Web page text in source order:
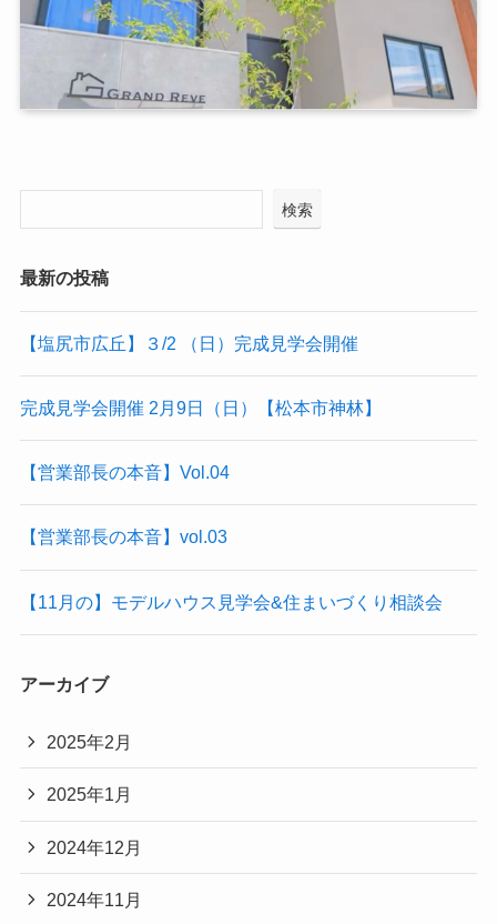
検索
最新の投稿
【塩尻市広丘】３/2 （日）完成見学会開催
完成見学会開催 2月9日（日）【松本市神林】
【営業部長の本音】Vol.04
【営業部長の本音】vol.03
【11月の】モデルハウス見学会&住まいづくり相談会
アーカイブ
2025年2月
2025年1月
2024年12月
2024年11月